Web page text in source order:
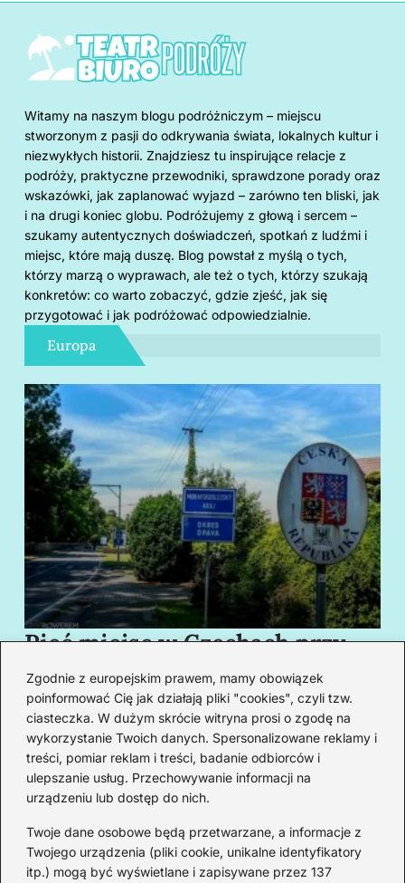
Zgodnie z europejskim prawem, mamy obowiązek
poinformować Cię jak działają pliki "cookies", czyli tzw.
ciasteczka. W dużym skrócie witryna prosi o zgodę na
wykorzystanie Twoich danych. Spersonalizowane reklamy i
treści, pomiar reklam i treści, badanie odbiorców i
ulepszanie usług. Przechowywanie informacji na
urządzeniu lub dostęp do nich.
Twoje dane osobowe będą przetwarzane, a informacje z
Twojego urządzenia (pliki cookie, unikalne identyfikatory
itp.) mogą być wyświetlane i zapisywane przez 137
Witamy na naszym blogu podróżniczym – miejscu
stworzonym z pasji do odkrywania świata, lokalnych kultur i
niezwykłych historii. Znajdziesz tu inspirujące relacje z
podróży, praktyczne przewodniki, sprawdzone porady oraz
wskazówki, jak zaplanować wyjazd – zarówno ten bliski, jak
i na drugi koniec globu. Podróżujemy z głową i sercem –
szukamy autentycznych doświadczeń, spotkań z ludźmi i
miejsc, które mają duszę. Blog powstał z myślą o tych,
którzy marzą o wyprawach, ale też o tych, którzy szukają
konkretów: co warto zobaczyć, gdzie zjeść, jak się
przygotować i jak podróżować odpowiedzialnie.
Europa
Pięć miejsc w Czechach przy
granicy, które cię oczarują
swoim urokiem
Redakcja
Od lat podróżuję, by poznawać świat z bliska – nie tylko
przez pryzmat zabytków, ale przede wszystkim ludzi,
smaków i codzienności.
Redakcja: Michalina Staszic